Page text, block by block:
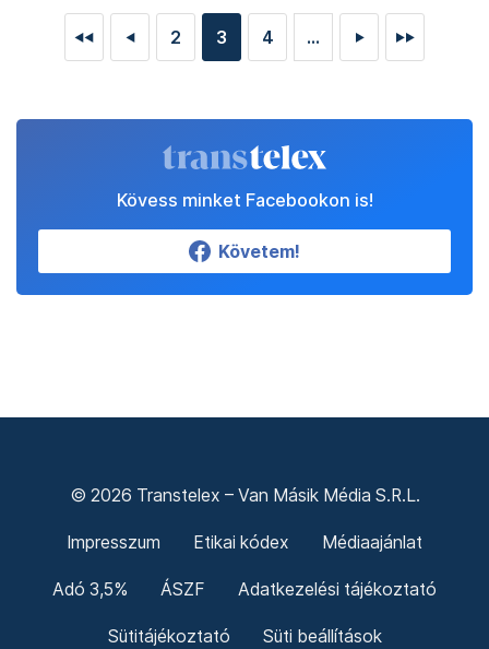
◄◄ ◄ 2 3 4 ... ► ►►
Kövess minket Facebookon is!
Követem!
© 2026 Transtelex – Van Másik Média S.R.L.
Impresszum Etikai kódex Médiaajánlat
Adó 3,5% ÁSZF Adatkezelési tájékoztató
Sütitájékoztató Süti beállítások